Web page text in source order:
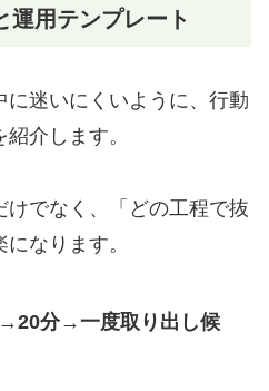
運用テンプレート
に迷いにくいように、行動
介します。
けでなく、「どの工程で抜
なります。
分→一度取り出し候